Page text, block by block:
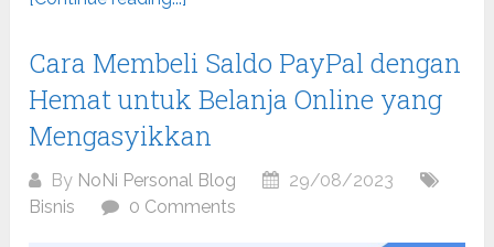
Cara Membeli Saldo PayPal dengan
Hemat untuk Belanja Online yang
Mengasyikkan
By NoNi Personal Blog
29/08/2023
Bisnis
0 Comments